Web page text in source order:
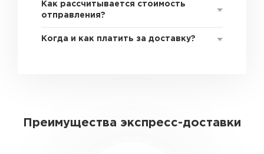
Как рассчитывается стоимость
отправления?
Когда и как платить за доставку?
Преимущества экспресс-доставки